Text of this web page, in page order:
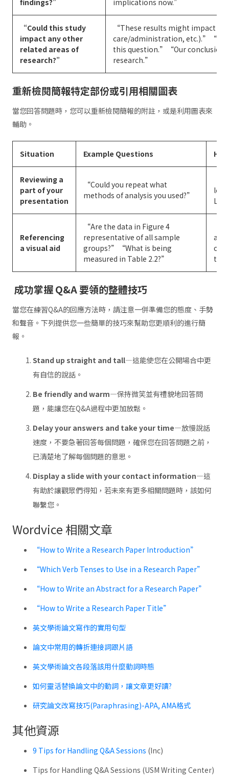
findings?” implications now.”
“Could this study
impact any other
related areas of
research?”
“These results might impact
care/administration,
this question.”“Our
research.”
重新檢閱簡報特定部份或引用相關圖表
當您回答問題時，您可以重新檢閱簡報的附註，或是利用圖表來
輔助。
Situation Example Questions
Reviewing a
part of your
presentation
“Could you repeat what
methods of analysis you used?”
Referencing
a visual aid
“Are the data in Figure 4
representative of all sample
groups?”“What is being
measured in Table 2.2?”
this
成功掌握Q&A 要領的整體技巧
當您在練習Q&A的回應方法時，請注意一併準備您的態度、手勢
和聲音。下列提供您一些簡單的技巧來幫助您更順利的進行簡
報。
Stand up straight and tall—這能使您在公開場合中更
有自信的說話。
Be friendly and warm—保持微笑並有禮貌地回答問
題，能讓您在Q&A過程中更加放鬆。
Delay your answers and take your time—放慢說話
速度，不要急著回答每個問題，確保您在回答問題之前，
已清楚地了解每個問題的意思。
Display a slide with your contact information—這
有助於讓觀眾們得知，若未來有更多相關問題時，該如何
聯繫您。
Wordvice 相關文章
“How to Write a Research Paper Introduction”
“Which Verb Tenses to Use in a Research Paper”
“How to Write an Abstract for a Research Paper”
“How to Write a Research Paper Title”
英文學術論文寫作的實用句型
論文中常用的轉折連接詞跟片語
英文學術論文各段落該用什麼動詞時態
如何靈活替換論文中的動詞，讓文章更好讀?
研究論文改寫技巧(Paraphrasing)-APA, AMA格式
其他資源
9 Tips for Handling Q&A Sessions (Inc)
Tips for Handling Q&A Sessions (USM Writing Center)